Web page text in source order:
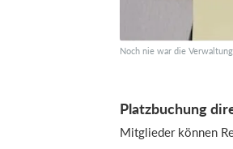
Noch nie war die
Platzbuchung
Mitglieder können